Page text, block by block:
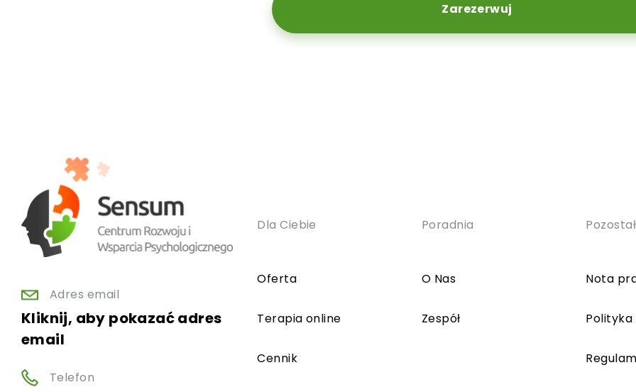
Zarezerwuj
Adres email
Kliknij, aby pokazać adres
email
Telefon
Dla Ciebie
Oferta
Terapia online
Cennik
Poradnia
O Nas
Zespół
Nota